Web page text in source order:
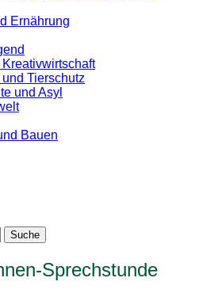
Ernährung
Kreativwirtschaft
Tierschutz
und Asyl
Bauen
Sprechstunde